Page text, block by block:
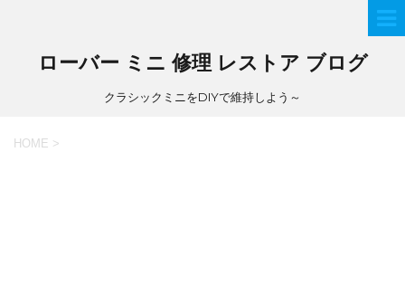
ローバー ミニ 修理 レストア ブログ
クラシックミニをDIYで維持しよう～
HOME >